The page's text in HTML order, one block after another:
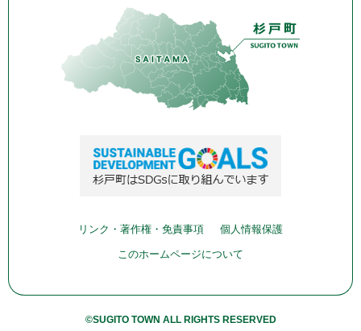
リンク・著作権・免責事項 個人情報保護
このホームページについて
©SUGITO TOWN ALL RIGHTS RESERVED